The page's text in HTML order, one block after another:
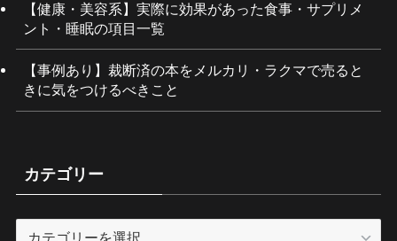
【健康・美容系】実際に効果があった食事・サプリメ
ント・睡眠の項目一覧
【事例あり】裁断済の本をメルカリ・ラクマで売ると
きに気をつけるべきこと
カテゴリー